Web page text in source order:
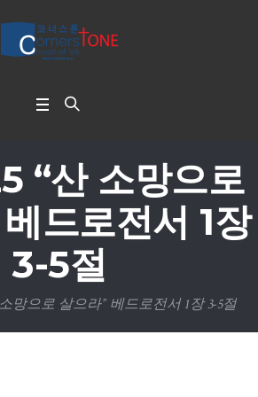
“산 소망으로
드로전서 1장
3-5절
소망으로 살으라” 베드로전서 1장 3-5절